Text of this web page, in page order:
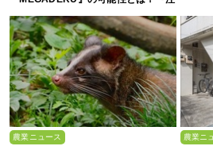
目の農業経営者が語る今～
農業ニュース 農業ニ